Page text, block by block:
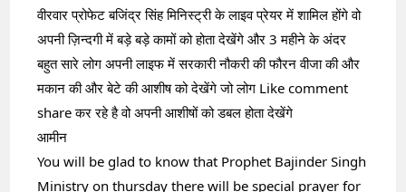
वीरवार प्रोफेट बजिंद्र सिंह मिनिस्ट्री के लाइव प्रेयर में शामिल होंगे वो
अपनी ज़िन्दगी में बड़े बड़े कामों को होता देखेंगे और 3 महीने के अंदर
बहुत सारे लोग अपनी लाइफ में सरकारी नौकरी की फौरन वीजा की और
मकान की और बेटे की आशीष को देखेंगे जो लोग Like comment
share कर रहे है वो अपनी आशीषों को डबल होता देखेंगे
आमीन
You will be glad to know that Prophet Bajinder Singh
Ministry on thursday there will be special prayer for